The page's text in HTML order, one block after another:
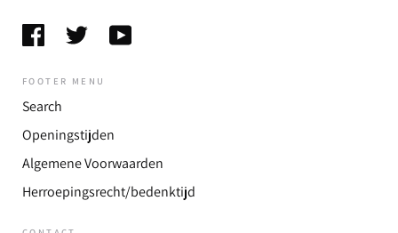
FOOTER MENU
Search
Openingstijden
Algemene Voorwaarden
Herroepingsrecht/bedenktijd